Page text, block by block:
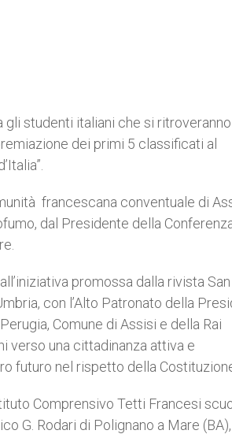
gli studenti italiani che si
dei primi 5 classificati al
francescana conventuale di
dal Presidente della
promossa dalla rivista San
con l’Alto Patronato della
Comune di Assisi e della Rai
verso una cittadinanza attiva e
futuro nel rispetto della
Comprensivo Tetti Francesi
G. Rodari di Polignano a Mare